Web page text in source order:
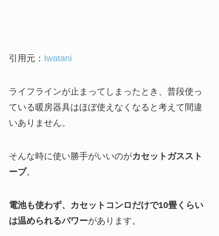
引用元： Iwatani
ライフラインが止まってしまったとき、普段使っ
ている暖房器具はほぼ使えなくなると考えて間違
いありません。
そんな時に使い勝手がいいのがカセットガススト
ーブ。
電池も使わず、カセットコンロだけで10畳くらい
は温められるパワーがあります。